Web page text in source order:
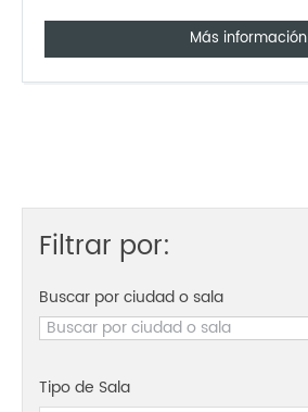
Más información
Filtrar por:
Buscar por ciudad o sala
Tipo de Sala